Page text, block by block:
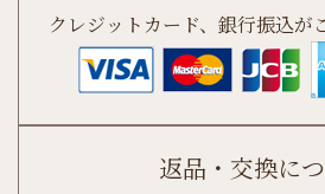
クレジットカード、銀行振込が
返品・交換に